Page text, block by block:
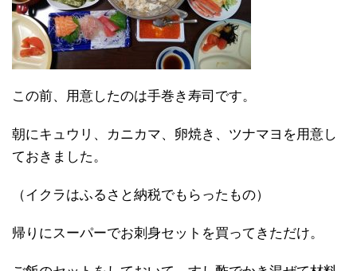
この前、用意したのは手巻き寿司です。
朝にキュウリ、カニカマ、卵焼き、ツナマヨを用意し
ておきました。
（イクラはふるさと納税でもらったもの）
帰りにスーパーでお刺身セットを買ってきただけ。